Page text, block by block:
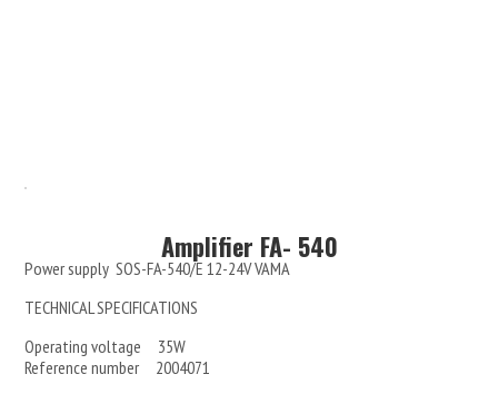
Amplifier FA- 540
Power supply SOS-FA-540/E 12-24V VAMA
TECHNICAL SPECIFICATIONS
Operating voltage 35W
Reference number 2004071